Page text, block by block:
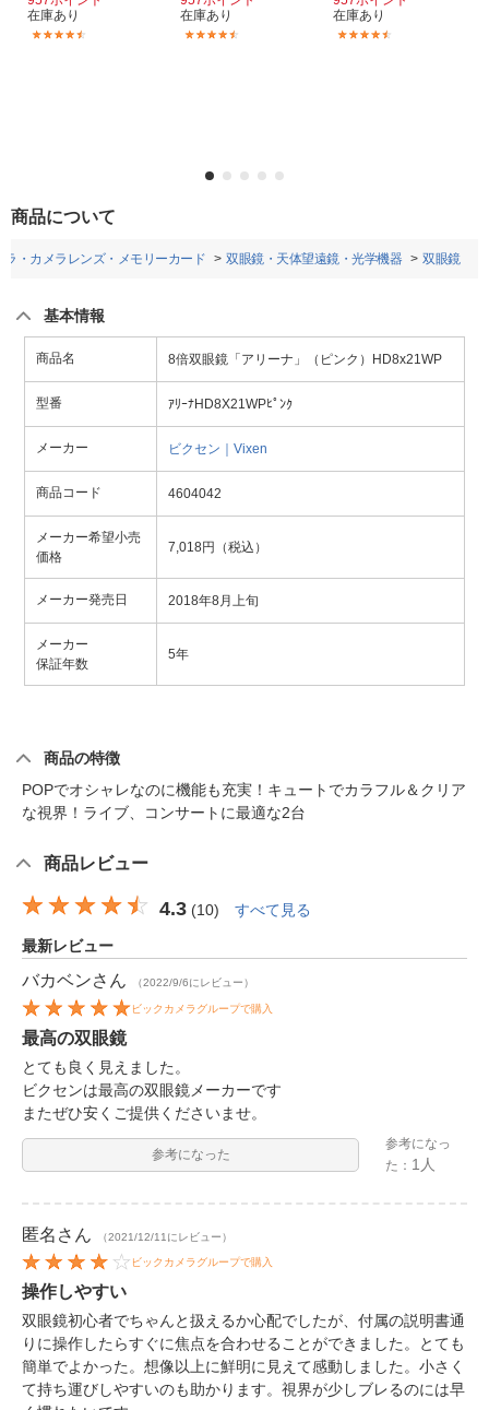
在庫あり
在庫あり
在庫あり
商品について
ラ・カメラレンズ・メモリーカード 双眼鏡・天体望遠鏡・光学機器 双眼鏡
基本情報
商品名 8倍双眼鏡「アリーナ」（ピンク）HD8x21WP
型番 ｱﾘｰﾅHD8X21WPﾋﾟﾝｸ
メーカー ビクセン｜Vixen
商品コード 4604042
メーカー希望小売
価格
7,018円（税込）
メーカー発売日 2018年8月上旬
メーカー
保証年数
5年
商品の特徴
POPでオシャレなのに機能も充実！キュートでカラフル＆クリア
な視界！ライブ、コンサートに最適な2台
商品レビュー
4.3 (10) すべて見る
最新レビュー
バカベンさん （2022/9/6にレビュー）
ビックカメラグループで購入
最高の双眼鏡
とても良く見えました。
ビクセンは最高の双眼鏡メーカーです
またぜひ安くご提供くださいませ。
参考になった
参考になっ
た： 1人
匿名 さん （2021/12/11にレビュー）
ビックカメラグループで購入
操作しやすい
双眼鏡初心者でちゃんと扱えるか心配でしたが、付属の説明書通
りに操作したらすぐに焦点を合わせることができました。とても
簡単でよかった。想像以上に鮮明に見えて感動しました。小さく
て持ち運びしやすいのも助かります。視界が少しブレるのには早